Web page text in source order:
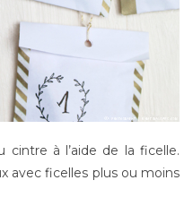
cintre à l’aide de la ficelle.
avec ficelles plus ou moins